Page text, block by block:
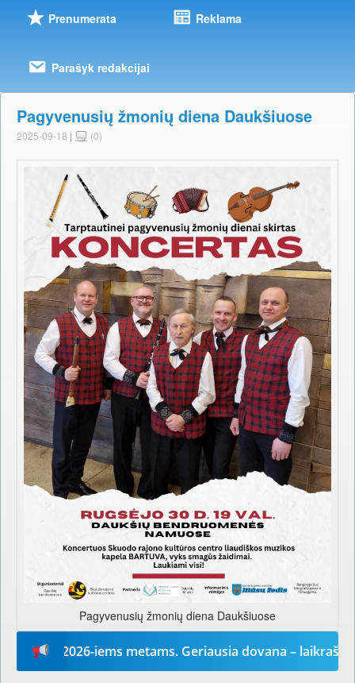
Prenumerata Reklama
Parašyk redakcijai
Pagyvenusių žmonių diena Daukšiuose
2025-09-18 | (0)
Pagyvenusių žmonių diena Daukšiuose
2026-iems metams. Geriausia dovana – laikraštis!